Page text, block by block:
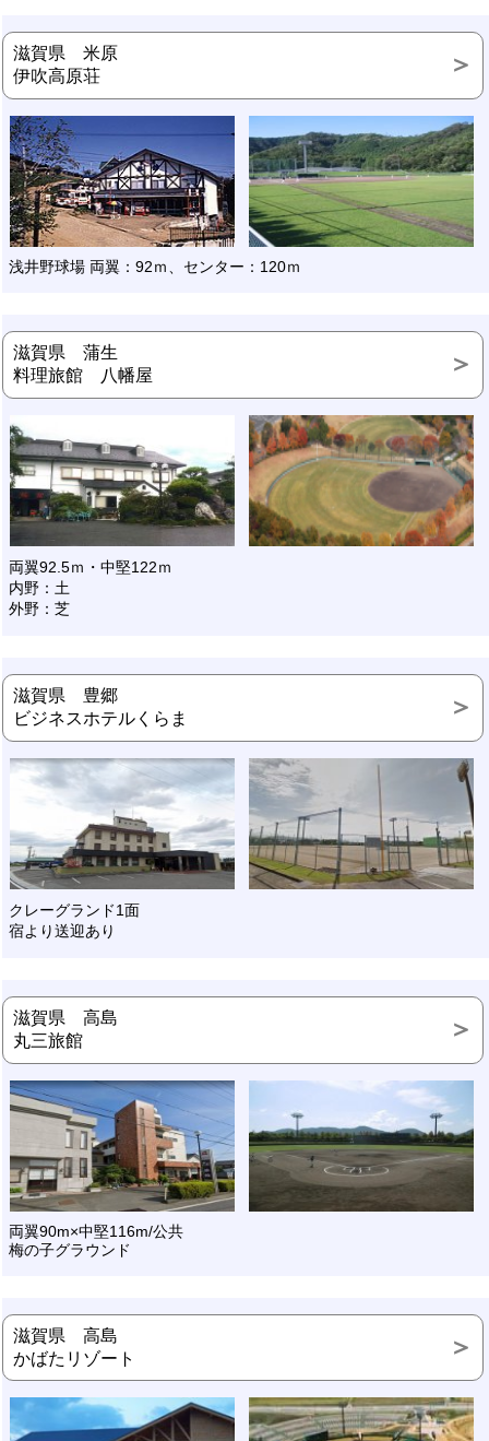
滋賀県 米原
伊吹高原荘
浅井野球場 両翼：92ｍ、センター：120ｍ
滋賀県 蒲生
料理旅館 八幡屋
両翼92.5ｍ・中堅122ｍ
内野：土
外野：芝
滋賀県 豊郷
ビジネスホテルくらま
クレーグランド1面
宿より送迎あり
滋賀県 高島
丸三旅館
両翼90m×中堅116m/公共
梅の子グラウンド
滋賀県 高島
かばたリゾート